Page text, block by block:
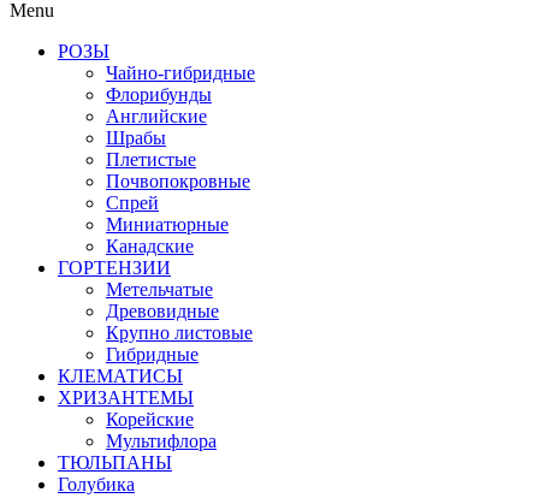
Menu
РОЗЫ
Чайно-гибридные
Флорибунды
Английские
Шрабы
Плетистые
Почвопокровные
Спрей
Миниатюрные
Канадские
ГОРТЕНЗИИ
Метельчатые
Древовидные
Крупно листовые
Гибридные
КЛЕМАТИСЫ
ХРИЗАНТЕМЫ
Корейские
Мультифлора
ТЮЛЬПАНЫ
Голубика